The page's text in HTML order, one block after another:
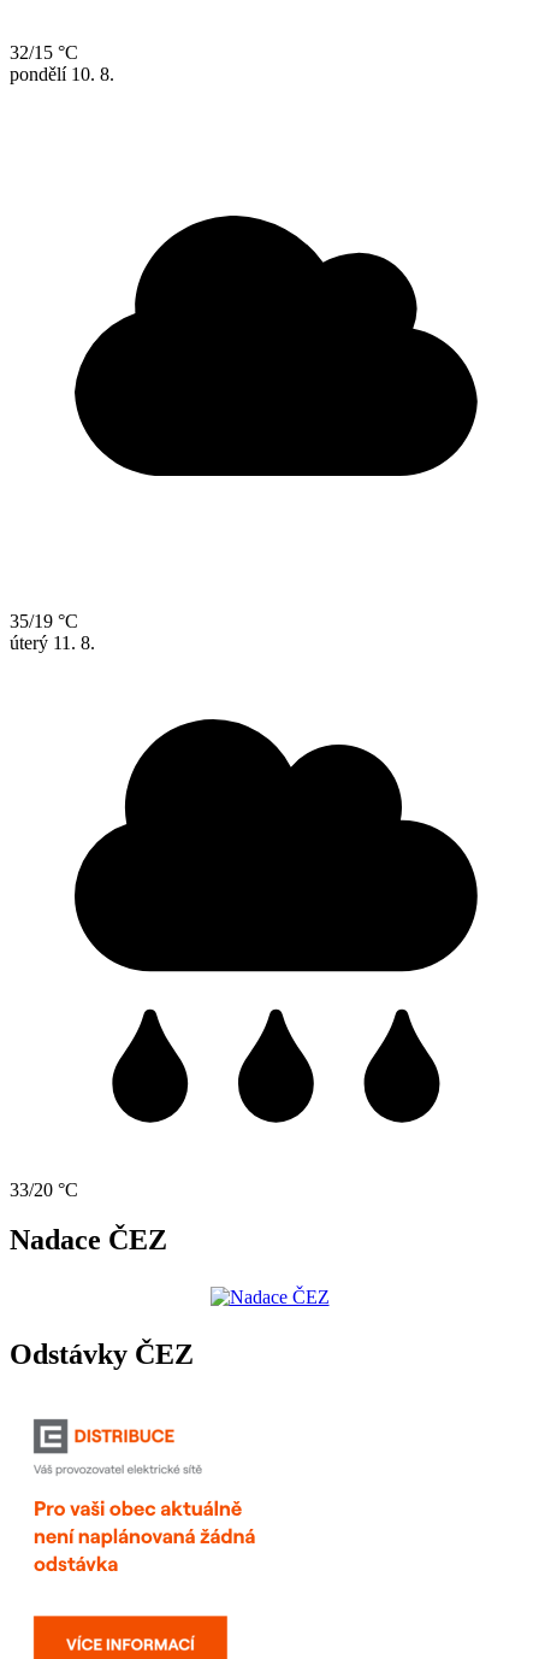
32/15 °C
pondělí 10. 8.
35/19 °C
úterý 11. 8.
33/20 °C
Nadace ČEZ
Odstávky ČEZ